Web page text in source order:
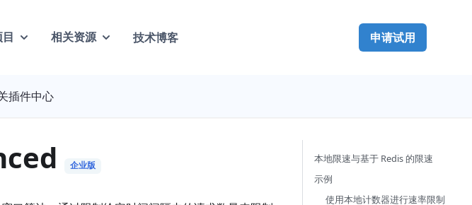
相关资源 技术博客 申请试用
插件中心
企业版
本地限速与基于 Redis 的限速
示例
使用本地计数器进行速率限制